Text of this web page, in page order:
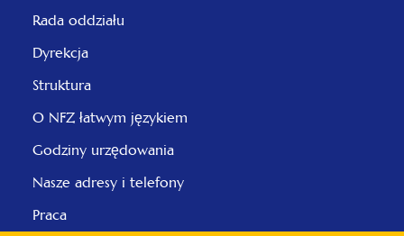
Rada oddziału
Dyrekcja
Struktura
O NFZ łatwym językiem
Godziny urzędowania
Nasze adresy i telefony
Praca